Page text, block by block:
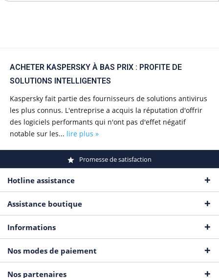
ACHETER KASPERSKY À BAS PRIX : PROFITE DE
SOLUTIONS INTELLIGENTES
Kaspersky fait partie des fournisseurs de solutions antivirus
les plus connus. L'entreprise a acquis la réputation d'offrir
des logiciels performants qui n'ont pas d'effet négatif
notable sur les... lire plus »
Promesse de satisfaction
Hotline assistance
Assistance boutique
Informations
Nos modes de paiement
Nos partenaires